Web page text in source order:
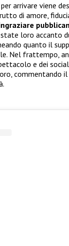
arrivare viene
di amore,
loro accanto
quanto il
Nel frattempo,
e dei
commentando il